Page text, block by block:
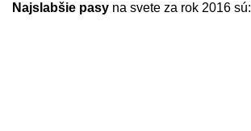
Najslabšie pasy na svete za rok 2016 sú: